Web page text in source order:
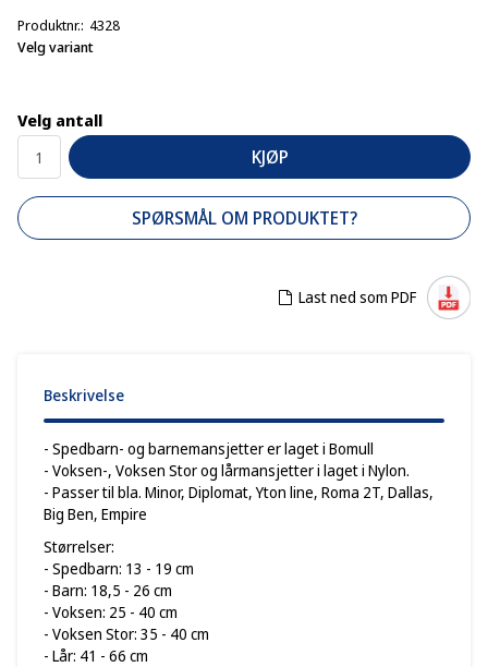
Produktnr. 4328
Velg variant
Velg antall
KJØP
SPØRSMÅL OM PRODUKTET?
Last ned som PDF
Beskrivelse
- Spedbarn- og barnemansjetter er laget i Bomull
- Voksen-, Voksen Stor og lårmansjetter i laget i Nylon.
- Passer til bla. Minor, Diplomat, Yton line, Roma 2T, Dallas,
Big Ben, Empire
Størrelser:
- Spedbarn: 13 - 19 cm
- Barn: 18,5 - 26 cm
- Voksen: 25 - 40 cm
- Voksen Stor: 35 - 40 cm
- Lår: 41 - 66 cm